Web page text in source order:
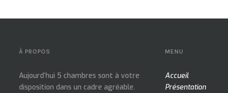
À PROPOS
Aujourd’hui 5 chambres sont à votre
disposition dans un cadre agréable.
MENU
Accueil
Présentation